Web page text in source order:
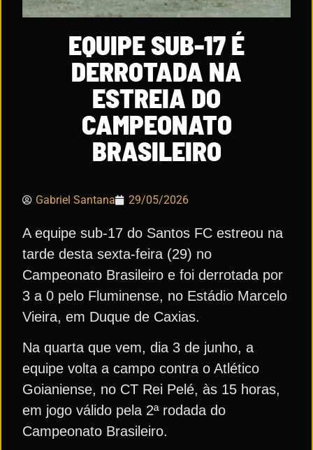
EQUIPE SUB-17 É
DERROTADA NA
ESTREIA DO
CAMPEONATO
BRASILEIRO
Gabriel Santana 29/05/2026
A equipe sub-17 do Santos FC estreou na
tarde desta sexta-feira (29) no
Campeonato Brasileiro e foi derrotada por
3 a 0 pelo Fluminense, no Estádio Marcelo
Vieira, em Duque de Caxias.
Na quarta que vem, dia 3 de junho, a
equipe volta a campo contra o Atlético
Goianiense, no CT Rei Pelé, às 15 horas,
em jogo válido pela 2ª rodada do
Campeonato Brasileiro.